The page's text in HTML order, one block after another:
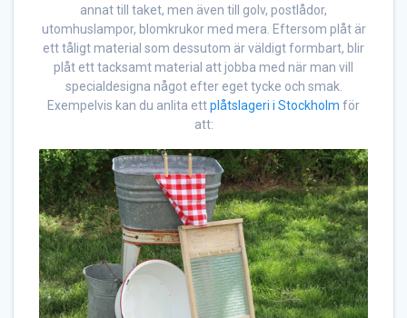
annat till taket, men även till golv, postlådor,
utomhuslampor, blomkrukor med mera. Eftersom plåt är
ett tåligt material som dessutom är väldigt formbart, blir
plåt ett tacksamt material att jobba med när man vill
specialdesigna något efter eget tycke och smak.
Exempelvis kan du anlita ettplåtslageri i Stockholm för
att: